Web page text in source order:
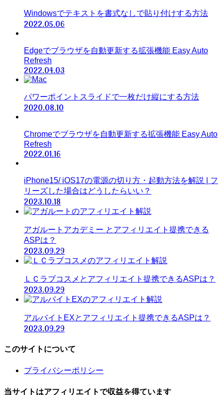
Windowsでテキストを書式なしで貼り付けする方法
2022.05.06
Edgeでブラウザを自動更新する拡張機能 Easy Auto
Refresh
2022.04.03
パワーポイントスライドで一枚だけ縦にする方法
2020.08.10
Chromeでブラウザを自動更新する拡張機能 Easy Auto
Refresh
2022.01.16
iPhone15/ iOS17の電源の切り方・起動方法を解説 | フ
リーズした場合はどうしたらいい？
2023.10.18
アガルートアカデミー とアフィリエイト提携できる
ASPは？
2023.09.29
ＬＣラブコスメとアフィリエイト提携できるASPは？
2023.09.29
アルバイトEXとアフィリエイト提携できるASPは？
2023.09.29
このサイトについて
プライバシーポリシー
当サイトはアフィリエイトで収益を得ています